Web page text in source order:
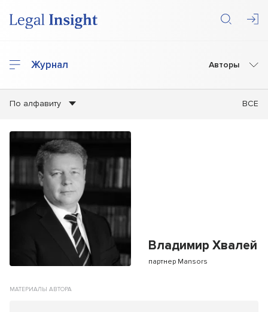
Журнал Авторы
По алфавиту ВСЕ
Владимир Хвалей
партнер Mansors
МАТЕРИАЛЫ АВТОРА